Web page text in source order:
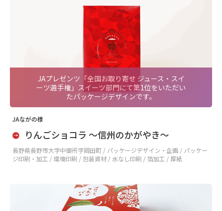
JAプレゼンツ「全国お取り寄せ ジュース・スイ
ーツ選手権」スイーツ部門にて第1位をいただい
たパッケージデザインです。
JAながの様
りんごショコラ 〜信州のかがやき〜
長野県長野市大字中御所字岡田町 / パッケージデザイン・企画 / パッケー
ジ印刷・加工 / 環境印刷 / 包装資材 / 水なし印刷 / 箔加工 / 厚紙